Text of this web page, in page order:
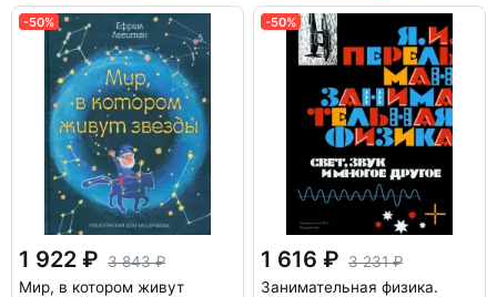
-50%
1 922
3 843
Мир, в котором живут
-50%
1 616
3 231
Занимательная физика.